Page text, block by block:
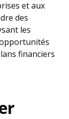
et aux
des
les
financiers